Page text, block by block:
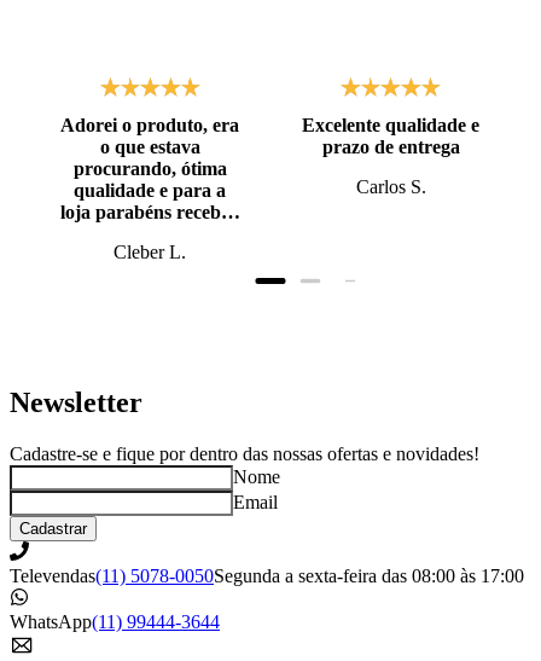
Adorei o produto, era
o que estava
procurando, ótima
qualidade e para a
loja parabéns recebi o
prazo, super bem
Cleber L.
Excelente qualidade e
prazo de entrega
Carlos S.
Newsletter
Cadastre-se e fique por dentro das nossas ofertas e novidades!
Nome
Email
Cadastrar
Televendas(11) 5078-0050Segunda a sexta-feira das 08:00 às 17:00
WhatsApp(11) 99444-3644